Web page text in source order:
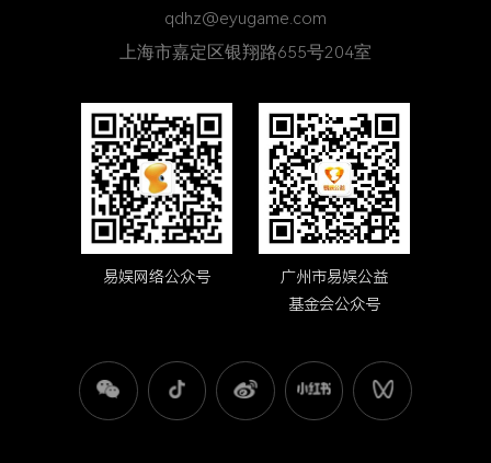
qdhz@eyugame.com
上海市嘉定区银翔路655号204室
易娱网络公众号
广州市易娱公益
基金会公众号